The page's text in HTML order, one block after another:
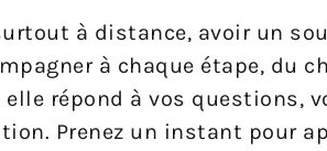
à distance, avoir un
à chaque étape, du
répond à vos questions,
Prenez un instant pour